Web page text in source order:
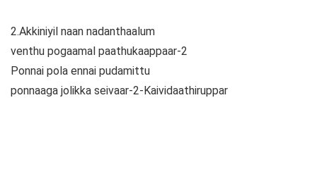
2.Akkiniyil naan nadanthaalum
venthu pogaamal paathukaappaar-2
Ponnai pola ennai pudamittu
ponnaaga jolikka seivaar-2-Kaividaathiruppar